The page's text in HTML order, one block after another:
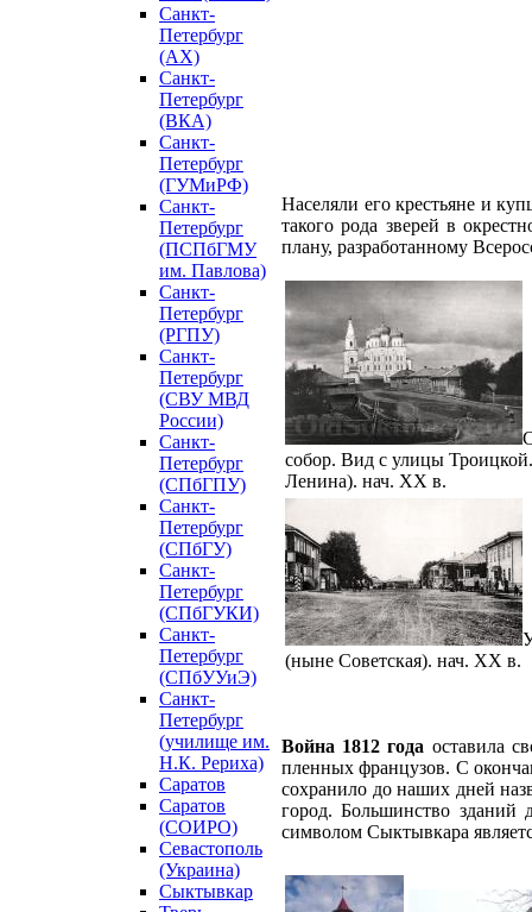
Санкт-
Петербург
(АХ)
Санкт-
Петербург
(ВКА)
Санкт-
Петербург
(ГУМиРФ)
Санкт-
Петербург
(ПСПбГМУ
им. Павлова)
Санкт-
Петербург
(РГПУ)
Санкт-
Петербург
(СВУ МВД
России)
Санкт-
Петербург
(СПбГПУ)
Санкт-
Петербург
(СПбГУ)
Санкт-
Петербург
(СПбГУКИ)
Санкт-
Петербург
(СПбУУиЭ)
Санкт-
Петербург
(училище им.
Н.К. Рериха)
Саратов
Саратов
(СОИРО)
Севастополь
(Украина)
Сыктывкар
Населяли его крестьяне и
такого рода зверей в
плану, разработанному
собор. Вид с улицы
Ленина). нач. XX в.
(ныне Советская). нач. XX в.
Война 1812 года оставила
пленных французов. С
сохранило до наших дней
город. Большинство зданий
символом Сыктывкара